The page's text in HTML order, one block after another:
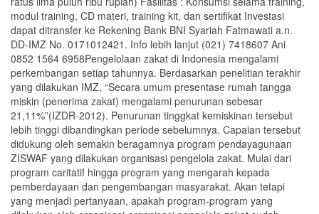
modul training, CD materi, training kit, dan sertifikat Investasi
dapat ditransfer ke Rekening Bank BNI Syariah Fatmawati a.n.
DD-IMZ No. 0171012421. Info lebih lanjut (021) 7418607 Ani
0852 1564 6958Pengelolaan zakat di Indonesia mengalami
perkembangan setiap tahunnya. Berdasarkan penelitian terakhir
yang dilakukan IMZ, “Secara umum presentase rumah tangga
miskin (penerima zakat) mengalami penurunan sebesar
21,11%”(IZDR-2012). Penurunan tinggkat kemiskinan tersebut
lebih tinggi dibandingkan periode sebelumnya. Capaian tersebut
didukung oleh semakin beragamnya program pendayagunaan
ZISWAF yang dilakukan organisasi pengelola zakat. Mulai dari
program caritatif hingga program yang mengarah kepada
pemberdayaan dan pengembangan masyarakat. Akan tetapi
yang menjadi pertanyaan, apakah program-program yang